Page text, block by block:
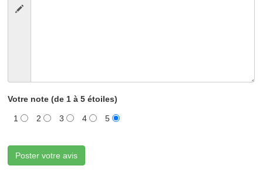
Votre note (de 1 à 5 étoiles)
1 2 3 4 5
Poster votre avis